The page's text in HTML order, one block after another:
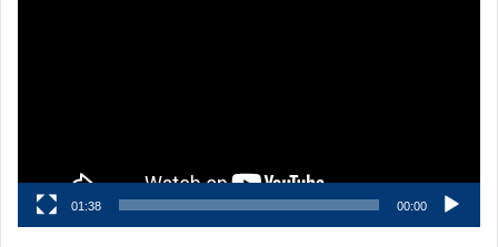
00:00
01:38